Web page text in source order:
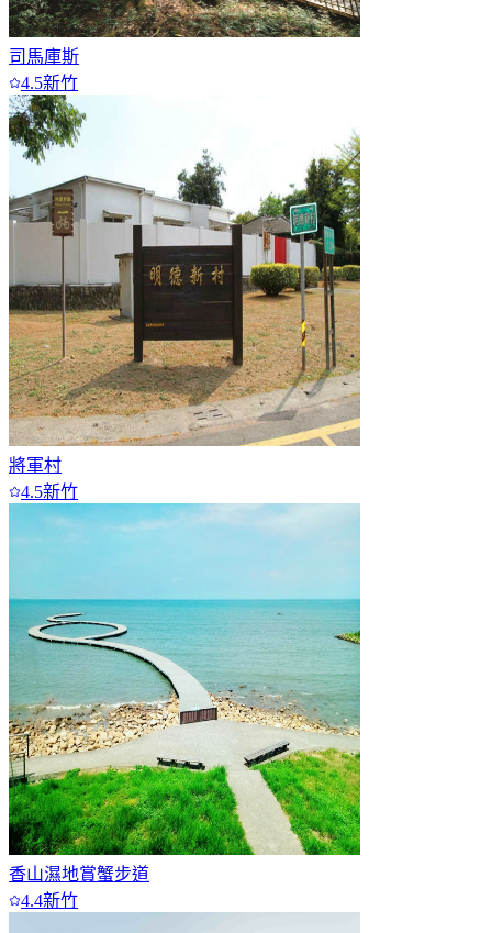
司馬庫斯
4.5新竹
將軍村
4.5新竹
香山濕地賞蟹步道
4.4新竹